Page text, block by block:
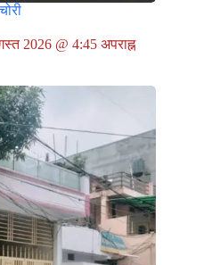
2026 @ 4:45 अपराह्न